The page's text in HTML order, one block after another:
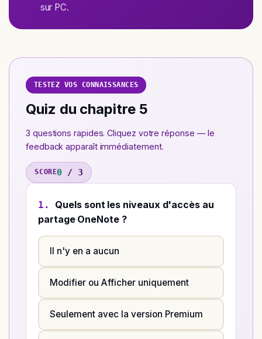
sur PC.
TESTEZ VOS CONNAISSANCES
Quiz du chapitre 5
3 questions rapides. Cliquez votre réponse — le
feedback apparaît immédiatement.
SCORE0 / 3
1.
Quels sont les niveaux d'accès au
partage OneNote ?
Il n'y en a aucun
Modifier ou Afficher uniquement
Seulement avec la version Premium